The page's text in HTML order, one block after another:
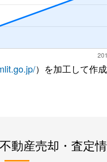
）を加工して作成
動産売却・査定